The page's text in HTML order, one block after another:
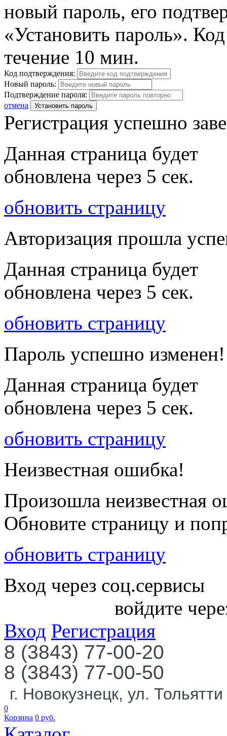
новый пароль, его
«Установить пароль».
течение 10 мин.
Код подтверждения:
Новый пароль:
Подтверждение пароля:
отмена
Установить пароль
Регистрация успешно
Данная страница будет
обновлена через 5 сек.
обновить страницу
Авторизация прошла
Данная страница будет
обновлена через 5 сек.
обновить страницу
Пароль успешно изменен!
Данная страница будет
обновлена через 5 сек.
обновить страницу
Неизвестная ошибка!
Произошла неизвестная
Обновите страницу и
обновить страницу
Вход через соц.сервисы
войдите
Вход Регистрация
8 (3843) 77-00-20
8 (3843) 77-00-50
г. Новокузнецк, ул.
0
Корзина 0 руб.